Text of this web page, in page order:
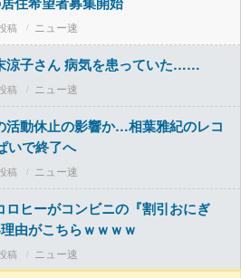
ニュー速
涼子さん 病気を患っていた……
ニュー速
活動休止の影響か…相葉雅紀のレコ
いで終了へ
ニュー速
ロヒーがコンビニの『割引おにぎ
由がこちらｗｗｗｗ
ニュー速